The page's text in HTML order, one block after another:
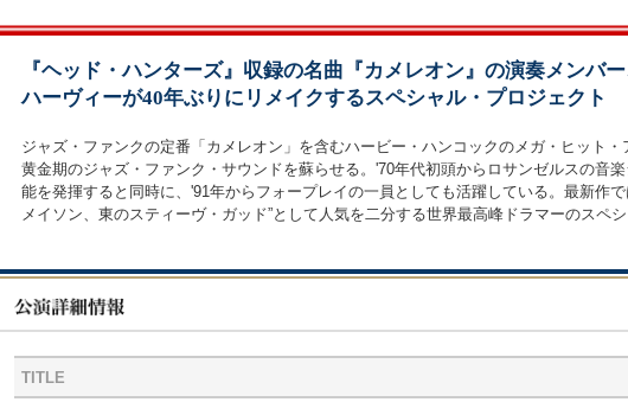
『ヘッド・ハンターズ』収録の名曲『カメレオン』の演奏メンバー
ハーヴィーが40年ぶりにリメイクするスペシャル・プロジェクト
ジャズ・ファンクの定番「カメレオン」を含むハービー・ハンコックのメガ・ヒット
黄金期のジャズ・ファンク・サウンドを蘇らせる。'70年代初頭からロサンゼルスの
能を発揮すると同時に、'91年からフォープレイの一員としても活躍している。最新作
メイソン、東のスティーヴ・ガッド”として人気を二分する世界最高峰ドラマーのスペ
TITLE